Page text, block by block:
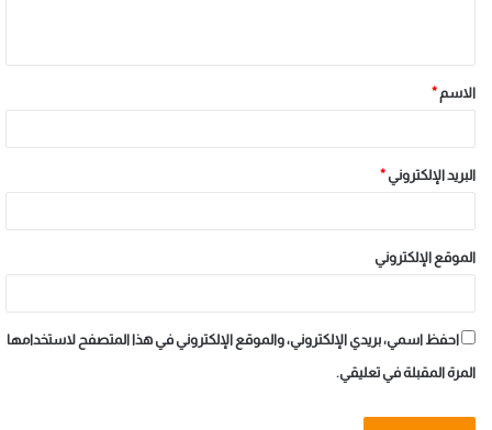
الاسم*
البريد الإلكتروني *
الموقع الإلكتروني
احفظ اسمي، بريدي الإلكتروني، والموقع الإلكتروني في هذا المتصفح لاستخدامها
المرة المقبلة في تعليقي.